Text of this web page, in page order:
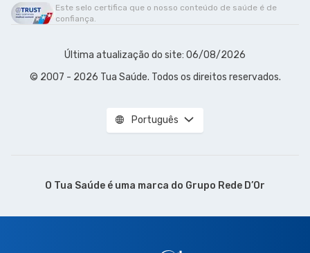
Este selo certifica que o nosso conteúdo de saúde é de
confiança.
Última atualização do site: 06/08/2026
© 2007 - 2026 Tua Saúde. Todos os direitos reservados.
Português
O Tua Saúde é uma marca do Grupo Rede D’Or